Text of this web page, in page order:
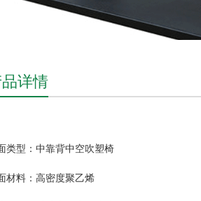
详情
类型：中靠背中空吹塑椅
材料：高密度聚乙烯